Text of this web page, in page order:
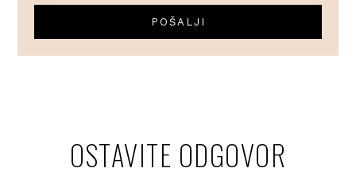
OSTAVITE ODGOVOR